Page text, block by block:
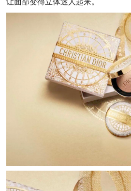
让面部变得立体迷人起来。